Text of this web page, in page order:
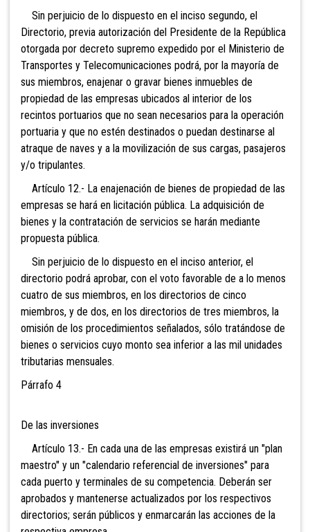
Sin perjuicio de lo dispuesto en el inciso segundo, el
Directorio, previa autorización del Presidente de la República
otorgada por decreto supremo expedido por el Ministerio de
Transportes y Telecomunicaciones podrá, por la mayoría de
sus miembros, enajenar o gravar bienes inmuebles de
propiedad de las empresas ubicados al interior de los
recintos portuarios que no sean necesarios para la operación
portuaria y que no estén destinados o puedan destinarse al
atraque de naves y a la movilización de sus cargas, pasajeros
y/o tripulantes.
Artículo 12.- La enajenación de bienes de propiedad de las
empresas se hará en licitación pública. La adquisición de
bienes y la contratación de servicios se harán mediante
propuesta pública.
Sin perjuicio de lo dispuesto en el inciso anterior, el
directorio podrá aprobar, con el voto favorable de a lo menos
cuatro de sus miembros, en los directorios de cinco
miembros, y de dos, en los directorios de tres miembros, la
omisión de los procedimientos señalados, sólo tratándose de
bienes o servicios cuyo monto sea inferior a las mil unidades
tributarias mensuales.
Párrafo 4
De las inversiones
Artículo 13.- En cada una de las empresas existirá un "plan
maestro" y un "calendario referencial de inversiones" para
cada puerto y terminales de su competencia. Deberán ser
aprobados y mantenerse actualizados por los respectivos
directorios; serán públicos y enmarcarán las acciones de la